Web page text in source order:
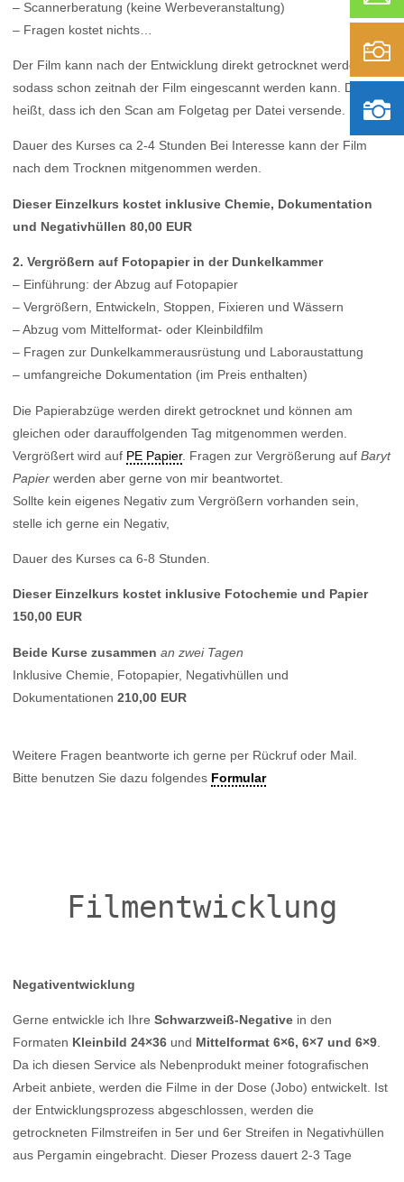
– Scannerberatung (keine Werbeveranstaltung)
– Fragen kostet nichts…
Der Film kann nach der Entwicklung direkt getrocknet werden,
sodass schon zeitnah der Film eingescannt werden kann. Das
heißt, dass ich den Scan am Folgetag per Datei versende.
Dauer des Kurses ca 2-4 Stunden Bei Interesse kann der Film
nach dem Trocknen mitgenommen werden.
Dieser Einzelkurs kostet inklusive Chemie, Dokumentation
und Negativhüllen 80,00 EUR
2. Vergrößern auf Fotopapier in der Dunkelkammer
– Einführung: der Abzug auf Fotopapier
– Vergrößern, Entwickeln, Stoppen, Fixieren und Wässern
– Abzug vom Mittelformat- oder Kleinbildfilm
– Fragen zur Dunkelkammerausrüstung und Laboraustattung
– umfangreiche Dokumentation (im Preis enthalten)
Die Papierabzüge werden direkt getrocknet und können am
gleichen oder darauffolgenden Tag mitgenommen werden.
Vergrößert wird auf PE Papier. Fragen zur Vergrößerung aufBaryt
Papier werden aber gerne von mir beantwortet.
Sollte kein eigenes Negativ zum Vergrößern vorhanden sein,
stelle ich gerne ein Negativ,
Dauer des Kurses ca 6-8 Stunden.
Dieser Einzelkurs kostet inklusive Fotochemie und Papier
150,00 EUR
Beide Kurse zusammen an zwei Tagen
Inklusive Chemie, Fotopapier, Negativhüllen und
Dokumentationen210,00 EUR
Weitere Fragen beantworte ich gerne per Rückruf oder Mail.
Bitte benutzen Sie dazu folgendes Formular
Filmentwicklung
Negativentwicklung
Gerne entwickle ich IhreSchwarzweiß-Negative in den
Formaten Kleinbild 24×36 und Mittelformat 6×6, 6×7 und 6×9.
Da ich diesen Service als Nebenprodukt meiner fotografischen
Arbeit anbiete, werden die Filme in der Dose (Jobo) entwickelt. Ist
der Entwicklungsprozess abgeschlossen, werden die
getrockneten Filmstreifen in 5er und 6er Streifen in Negativhüllen
aus Pergamin eingebracht. Dieser Prozess dauert 2-3 Tage